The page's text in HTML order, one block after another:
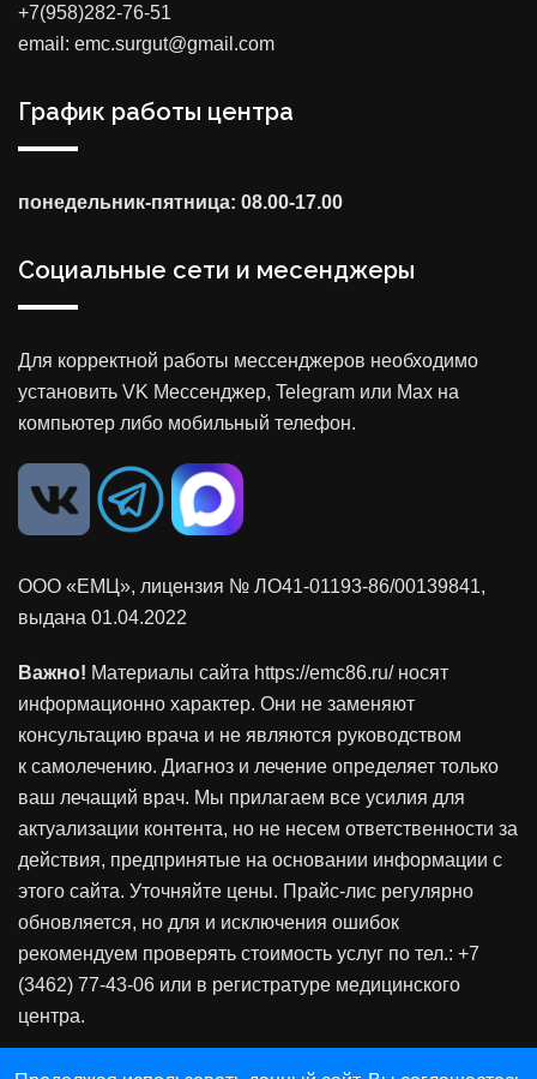
+7(958)282-76-51
email: emc.surgut@gmail.com
График работы центра
понедельник-пятница: 08.00-17.00
Социальные сети и месенджеры
Для корректной работы мессенджеров необходимо
установить VK Мессенджер, Telegram или Max на
компьютер либо мобильный телефон.
ООО «ЕМЦ», лицензия № ЛО41-01193-86/00139841,
выдана 01.04.2022
Важно! Материалы сайта https://emc86.ru/ носят
информационно характер. Они не заменяют
консультацию врача и не являются руководством
к самолечению. Диагноз и лечение определяет только
ваш лечащий врач. Мы прилагаем все усилия для
актуализации контента, но не несем ответственности за
действия, предпринятые на основании информации с
этого сайта. Уточняйте цены. Прайс-лис регулярно
обновляется, но для и исключения ошибок
рекомендуем проверять стоимость услуг по тел.: +7
(3462) 77-43-06 или в регистратуре медицинского
центра.